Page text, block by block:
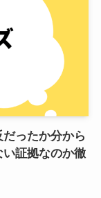
ったか分から
証拠なのか徹